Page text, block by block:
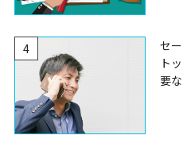
4
セ
ト
要